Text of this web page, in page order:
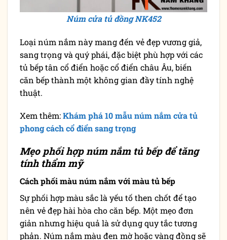
Núm cửa tủ đồng NK452
Loại núm nắm này mang đến vẻ đẹp vương giả,
sang trọng và quý phái, đặc biệt phù hợp với các
tủ bếp tân cổ điển hoặc cổ điển châu Âu, biến
căn bếp thành một không gian đầy tính nghệ
thuật.
Xem thêm:Khám phá 10 mẫu núm nắm cửa tủ
phong cách cổ điển sang trọng
Mẹo phối hợp núm nắm tủ bếp để tăng
tính thẩm mỹ
Cách phối màu núm nắm với màu tủ bếp
Sự phối hợp màu sắc là yếu tố then chốt để tạo
nên vẻ đẹp hài hòa cho căn bếp. Một mẹo đơn
giản nhưng hiệu quả là sử dụng quy tắc tương
phản. Núm nắm màu đen mờ hoặc vàng đồng sẽ